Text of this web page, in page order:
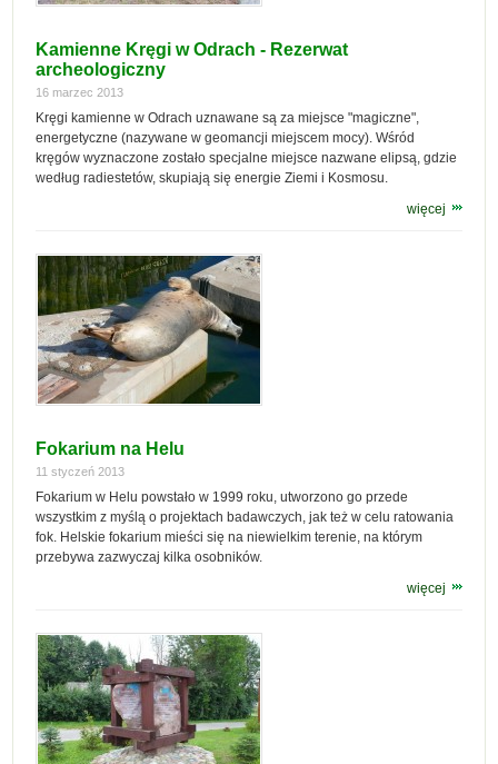
Kamienne Kręgi w Odrach - Rezerwat
archeologiczny
16 marzec 2013
Kręgi kamienne w Odrach uznawane są za miejsce "magiczne",
energetyczne (nazywane w geomancji miejscem mocy). Wśród
kręgów wyznaczone zostało specjalne miejsce nazwane elipsą, gdzie
według radiestetów, skupiają się energie Ziemi i Kosmosu.
więcej
Fokarium na Helu
11 styczeń 2013
Fokarium w Helu powstało w 1999 roku, utworzono go przede
wszystkim z myślą o projektach badawczych, jak też w celu ratowania
fok. Helskie fokarium mieści się na niewielkim terenie, na którym
przebywa zazwyczaj kilka osobników.
więcej